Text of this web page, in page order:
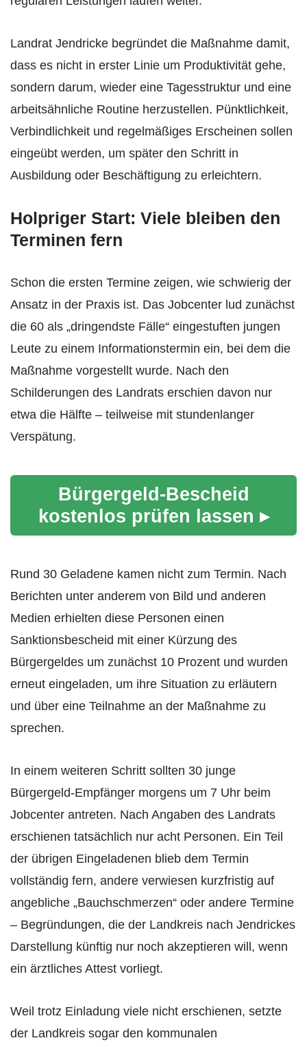
Landrat Jendricke begründet die Maßnahme damit,
dass es nicht in erster Linie um Produktivität gehe,
sondern darum, wieder eine Tagesstruktur und eine
arbeitsähnliche Routine herzustellen. Pünktlichkeit,
Verbindlichkeit und regelmäßiges Erscheinen sollen
eingeübt werden, um später den Schritt in
Ausbildung oder Beschäftigung zu erleichtern.
Holpriger Start: Viele bleiben den
Terminen fern
Schon die ersten Termine zeigen, wie schwierig der
Ansatz in der Praxis ist. Das Jobcenter lud zunächst
die 60 als „dringendste Fälle“ eingestuften jungen
Leute zu einem Informationstermin ein, bei dem die
Maßnahme vorgestellt wurde. Nach den
Schilderungen des Landrats erschien davon nur
etwa die Hälfte – teilweise mit stundenlanger
Verspätung.
Bürgergeld-Bescheid
kostenlos prüfen lassen ▸
Rund 30 Geladene kamen nicht zum Termin. Nach
Berichten unter anderem von Bild und anderen
Medien erhielten diese Personen einen
Sanktionsbescheid mit einer Kürzung des
Bürgergeldes um zunächst 10 Prozent und wurden
erneut eingeladen, um ihre Situation zu erläutern
und über eine Teilnahme an der Maßnahme zu
sprechen.
In einem weiteren Schritt sollten 30 junge
Bürgergeld-Empfänger morgens um 7 Uhr beim
Jobcenter antreten. Nach Angaben des Landrats
erschienen tatsächlich nur acht Personen. Ein Teil
der übrigen Eingeladenen blieb dem Termin
vollständig fern, andere verwiesen kurzfristig auf
angebliche „Bauchschmerzen“ oder andere Termine
– Begründungen, die der Landkreis nach Jendrickes
Darstellung künftig nur noch akzeptieren will, wenn
ein ärztliches Attest vorliegt.
Weil trotz Einladung viele nicht erschienen, setzte
der Landkreis sogar den kommunalen